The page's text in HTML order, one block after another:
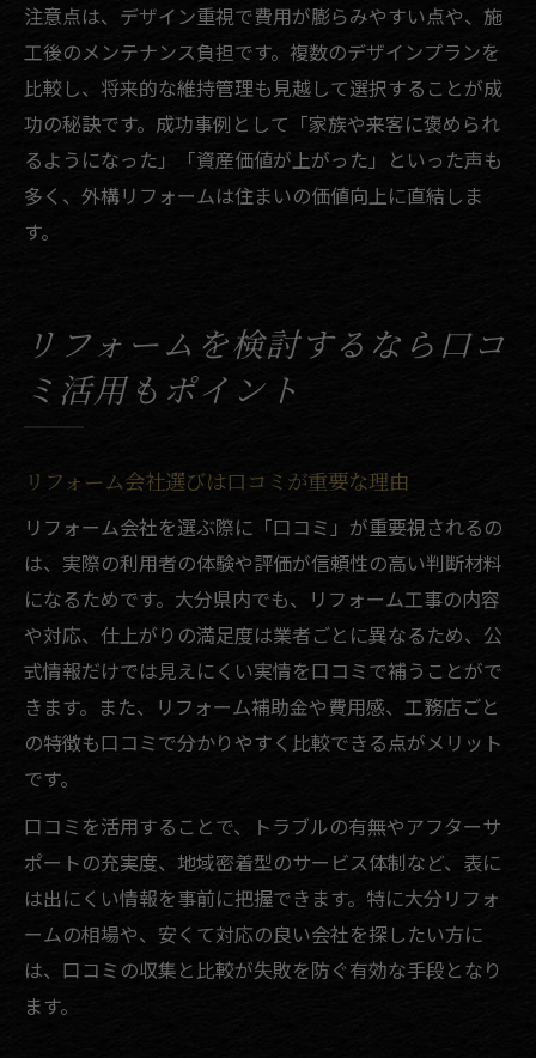
注意点は、デザイン重視で費用が膨らみやすい点や、施
工後のメンテナンス負担です。複数のデザインプランを
比較し、将来的な維持管理も見越して選択することが成
功の秘訣です。成功事例として「家族や来客に褒められ
るようになった」「資産価値が上がった」といった声も
多く、外構リフォームは住まいの価値向上に直結しま
す。
リフォームを検討するなら口コ
ミ活用もポイント
リフォーム会社選びは口コミが重要な理由
リフォーム会社を選ぶ際に「口コミ」が重要視されるの
は、実際の利用者の体験や評価が信頼性の高い判断材料
になるためです。大分県内でも、リフォーム工事の内容
や対応、仕上がりの満足度は業者ごとに異なるため、公
式情報だけでは見えにくい実情を口コミで補うことがで
きます。また、リフォーム補助金や費用感、工務店ごと
の特徴も口コミで分かりやすく比較できる点がメリット
です。
口コミを活用することで、トラブルの有無やアフターサ
ポートの充実度、地域密着型のサービス体制など、表に
は出にくい情報を事前に把握できます。特に大分リフォ
ームの相場や、安くて対応の良い会社を探したい方に
は、口コミの収集と比較が失敗を防ぐ有効な手段となり
ます。